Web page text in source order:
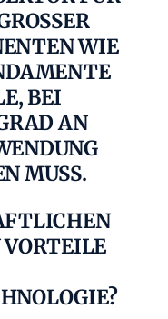
S
WIE H
U
BEI D
AN M
V
MUSS.